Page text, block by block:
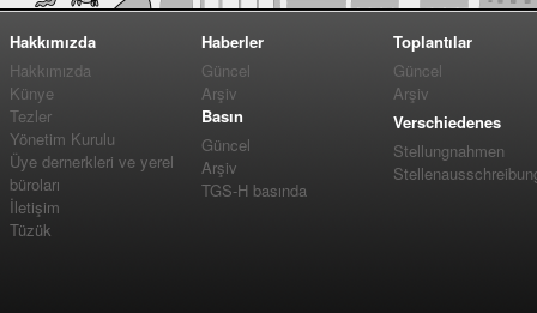
Hakkımızda
Hakkımızda
Künye
Tezler
Yönetim Kurulu
Üye dernerkleri ve yerel
büroları
İletişim
Tüzük
Haberler
Güncel
Arşiv
Basın
Güncel
Arşiv
TGS-H basında
Toplantılar
Güncel
Arşiv
Verschiedenes
Stellungnahmen